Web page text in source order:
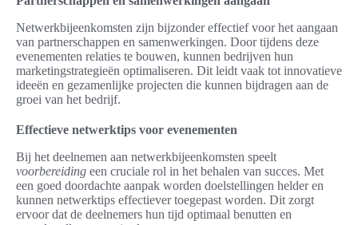
Netwerkbijeenkomsten zijn bijzonder effectief voor het aangaan
van partnerschappen en samenwerkingen. Door tijdens deze
evenementen relaties te bouwen, kunnen bedrijven hun
marketingstrategieën optimaliseren. Dit leidt vaak tot innovatieve
ideeën en gezamenlijke projecten die kunnen bijdragen aan de
groei van het bedrijf.
Effectieve netwerktips voor evenementen
Bij het deelnemen aan netwerkbijeenkomsten speelt
voorbereiding een cruciale rol in het behalen van succes. Met
een goed doordachte aanpak worden doelstellingen helder en
kunnen netwerktips effectiever toegepast worden. Dit zorgt
ervoor dat de deelnemers hun tijd optimaal benutten en